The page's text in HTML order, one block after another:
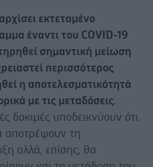
εκτεταμένο
έναντι του COVID-19
σημαντική μείωση
περισσότερος
η αποτελεσματικότητά
με τις μεταδόσεις.
δοκιμές υποδεικνύουν ότι
αποτρέψουν τη
αλλά, επίσης, θα